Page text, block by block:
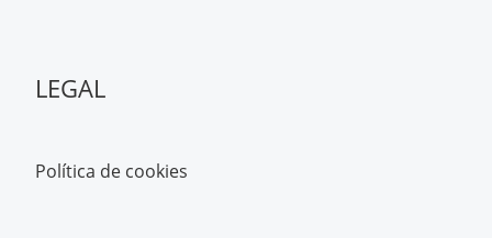
LEGAL
Política de cookies